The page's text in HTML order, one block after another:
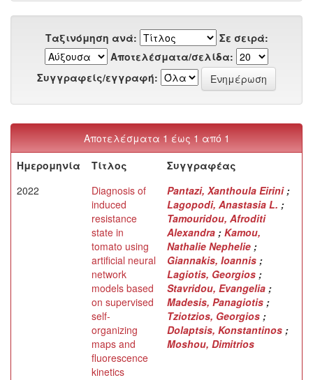
Ταξινόμηση ανά:
Σε σειρά:
Αποτελέσματα/σελίδα:
Συγγραφείς/εγγραφή:
Αποτελέσματα 1 έως 1 από 1
Ημερομηνία
Τίτλος
Συγγραφέας
2022
Diagnosis of
induced
resistance
state in
tomato using
artificial neural
network
models based
on supervised
self-
organizing
maps and
fluorescence
kinetics
Pantazi, Xanthoula Eirini;
Lagopodi, Anastasia L. ;
Tamouridou, Afroditi
Alexandra ; Kamou,
Nathalie Nephelie ;
Giannakis, Ioannis ;
Lagiotis, Georgios ;
Stavridou, Evangelia ;
Madesis, Panagiotis ;
Tziotzios, Georgios ;
Dolaptsis, Konstantinos ;
Moshou, Dimitrios